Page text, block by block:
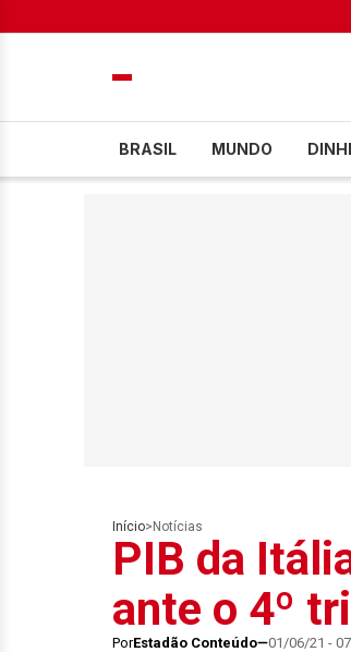
BRASIL MUNDO
Início> Notícias
PIB da
ante o 4º
PorEstadão Conteúdo 01/06/21 -